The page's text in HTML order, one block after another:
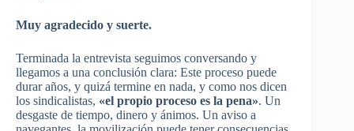
Muy agradecido y suerte.
Terminada la entrevista seguimos conversando y
llegamos a una conclusión clara: Este proceso puede
durar años, y quizá termine en nada, y como nos dicen
los sindicalistas, «el propio proceso es la pena». Un
desgaste de tiempo, dinero y ánimos. Un aviso a